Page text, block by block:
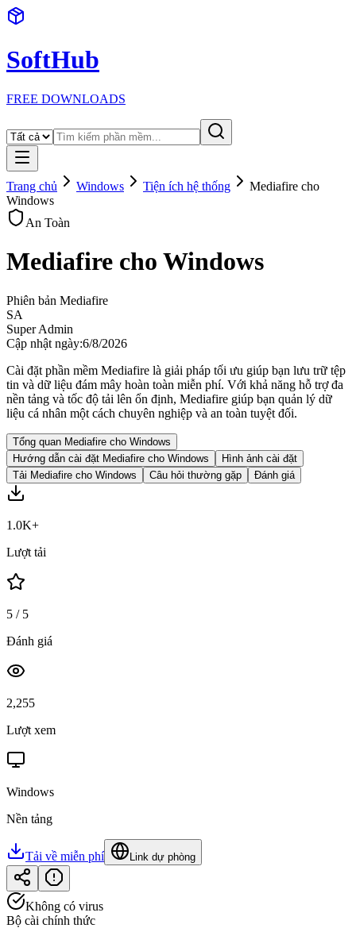
SoftHub
FREE DOWNLOADS
Trang chủ Windows Tiện ích hệ thống
Mediafire cho
Windows
An Toàn
Mediafire cho Windows
Phiên bản Mediafire
SA
Super Admin
Cập nhật ngày:6/8/2026
Cài đặt phần mềm Mediafire là giải pháp tối ưu giúp bạn lưu trữ tệp
tin và dữ liệu đám mây hoàn toàn miễn phí. Với khả năng hỗ trợ đa
nền tảng và tốc độ tải lên ổn định, Mediafire giúp bạn quản lý dữ
liệu cá nhân một cách chuyên nghiệp và an toàn tuyệt đối.
Tổng quan Mediafire cho Windows
Hướng dẫn cài đặt Mediafire cho Windows
Hình ảnh cài đặt
Tải Mediafire cho Windows
Câu hỏi thường gặp Đánh giá
1.0K+
Lượt tải
5 / 5
Đánh giá
2,255
Lượt xem
Windows
Nền tảng
Tải về miễn phí Link dự phòng
Không có virus
Bộ cài chính thức